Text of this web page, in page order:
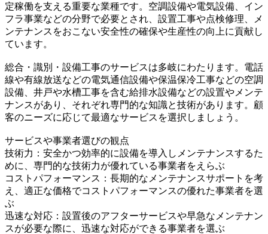
定稼働を支える重要な業種です。空調設備や電気設備、イン
フラ事業などの分野で必要とされ、設置工事や点検修理、メ
ンテナンスをおこない安全性の確保や生産性の向上に貢献し
ています。
総合・識別・設備工事のサービスは多岐にわたります。電話
線や有線放送などの電気通信設備や保温保冷工事などの空調
設備、井戸や水槽工事を含む給排水設備などの設置やメンテ
ナンスがあり、それぞれ専門的な知識と技術があります。顧
客のニーズに応じて最適なサービスを選択しましょう。
サービスや事業者選びの観点
技術力：安全かつ効率的に設備を導入しメンテナンスするた
めに、専門的な技術力が優れている事業者をえらぶ
コストパフォーマンス：長期的なメンテナンスサポートを考
え、適正な価格でコストパフォーマンスの優れた事業者を選
ぶ
迅速な対応：設置後のアフターサービスや早急なメンテナン
スが必要な際に、迅速な対応ができる事業者を選ぶ